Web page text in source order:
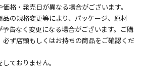
格・発売日が異なる場合がございます。
の規格変更等により、パッケージ、原材
告なく変更になる場合がございます。ご購
必ず店頭もしくはお持ちの商品をご確認くだ
ておりません。